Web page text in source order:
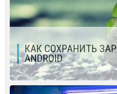
КАК СОХРАНИТЬ
ANDROID